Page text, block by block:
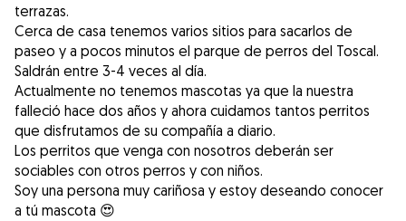
terrazas.
Cerca de casa tenemos varios sitios para sacarlos de
paseo y a pocos minutos el parque de perros del Toscal.
Saldrán entre 3-4 veces al día.
Actualmente no tenemos mascotas ya que la nuestra
falleció hace dos años y ahora cuidamos tantos perritos
que disfrutamos de su compañía a diario.
Los perritos que venga con nosotros deberán ser
sociables con otros perros y con niños.
Soy una persona muy cariñosa y estoy deseando conocer
a tú mascota 😍